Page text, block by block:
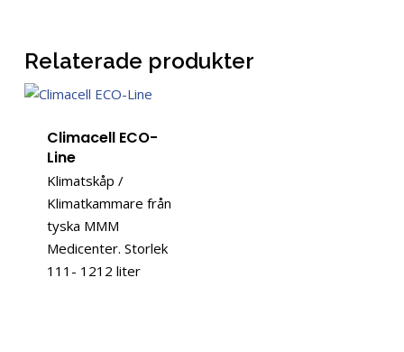
Relaterade produkter
Climacell ECO-
Line
Klimatskåp /
Klimatkammare från
tyska MMM
Medicenter. Storlek
111- 1212 liter